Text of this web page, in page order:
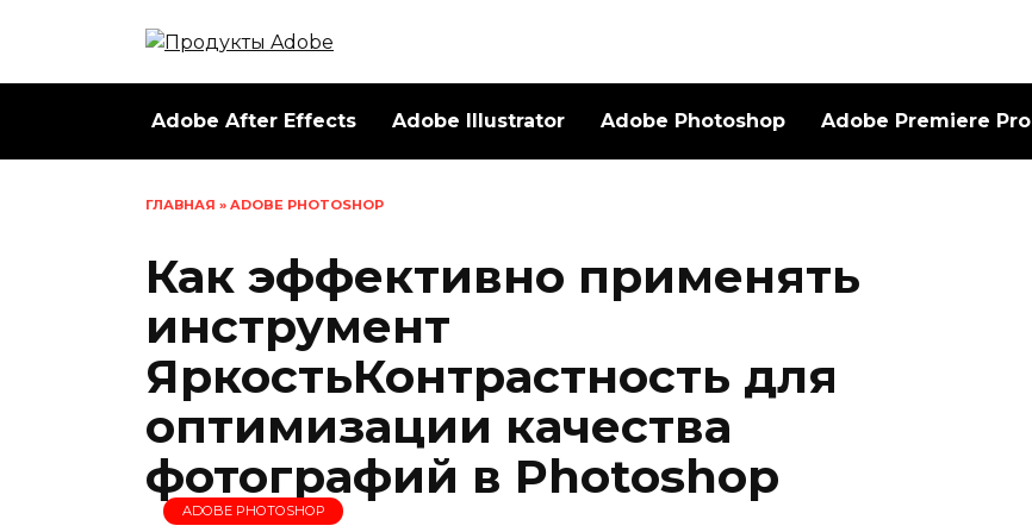
Adobe After Effects Adobe Illustrator Adobe Photoshop Adobe Premiere Pro
ГЛАВНАЯ » ADOBE PHOTOSHOP
Как эффективно применять
инструмент
ЯркостьКонтрастность для
оптимизации качества
фотографий в Photoshop
ADOBE PHOTOSHOP